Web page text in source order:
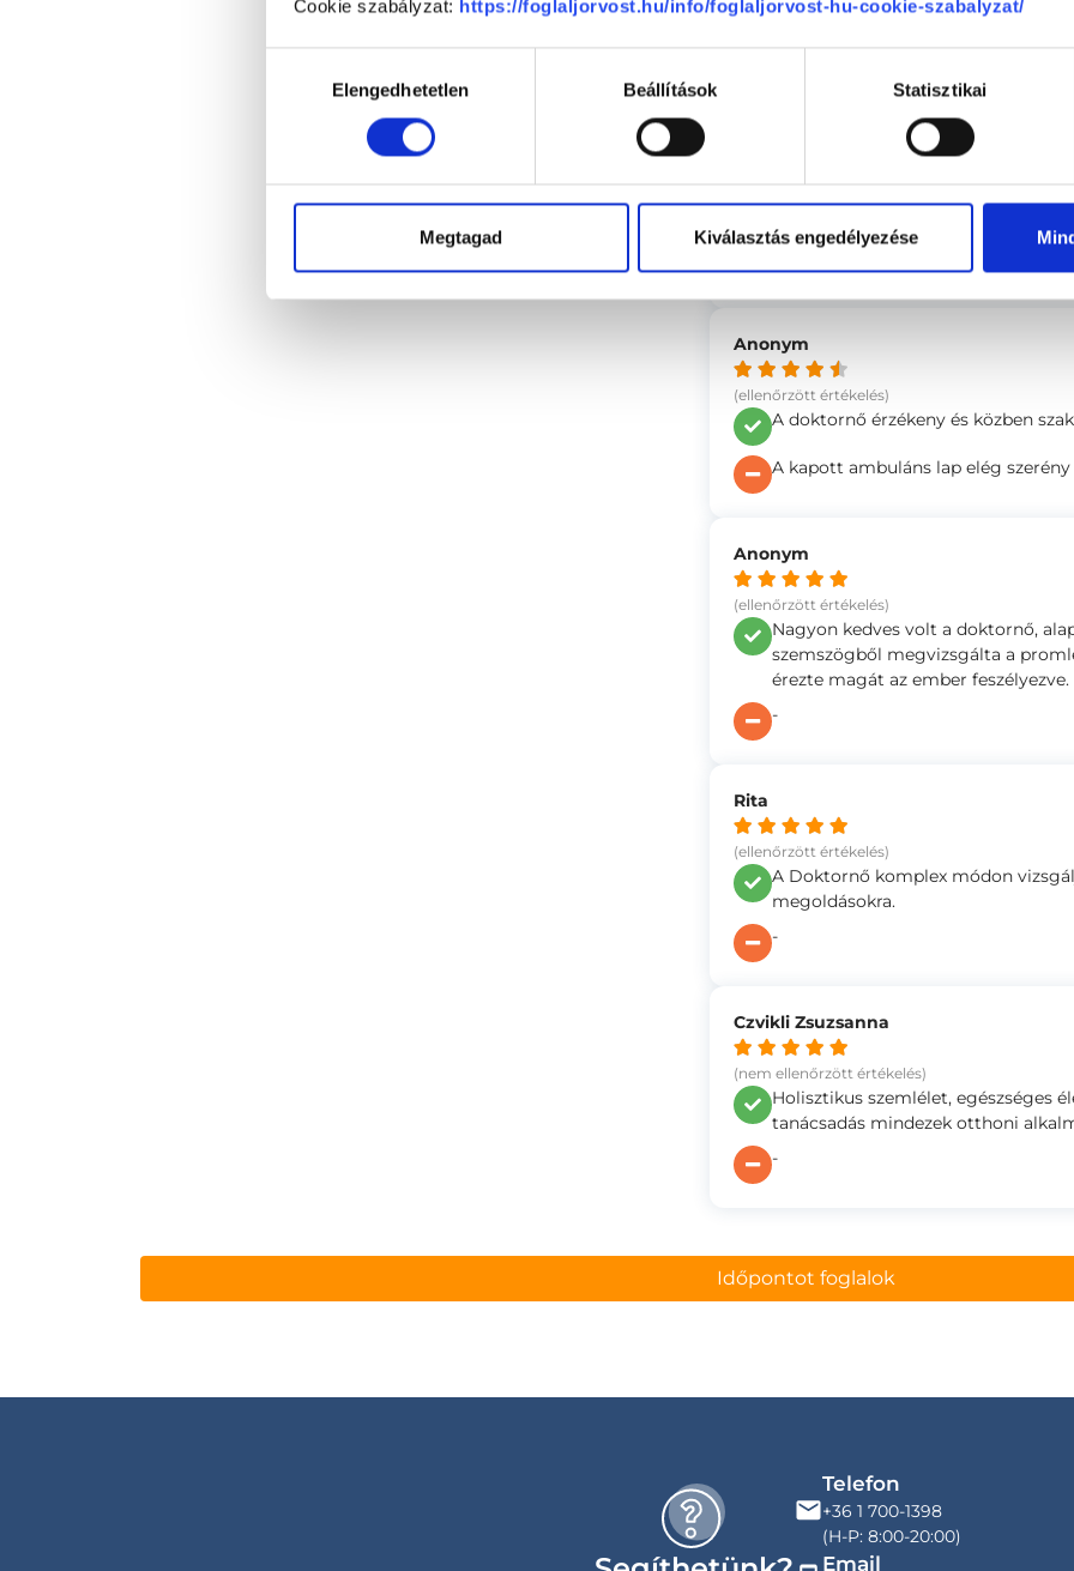
Cookie szabályzat: https://foglaljorvost.hu/info/foglaljorvost-hu-cookie-szabalyzat/
kiválasztásaElengedhetetlen Beállítások Statisztikai
Megtagad Kiválasztás engedélyezése
Türelmesen végighallgatott,
A doktornő kicsit nehezen adott
kellett konkrétan rákérdeznem
Anonym
(ellenőrzött értékelés)
A doktornő érzékeny és közben
A kapott ambuláns lap elég
Anonym
(ellenőrzött értékelés)
Nagyon kedves volt a doktornő,
szemszögből megvizsgálta a
érezte magát az ember feszélyezve.
-
Rita
(ellenőrzött értékelés)
A Doktornő komplex módon
megoldásokra.
-
Czvikli Zsuzsanna
(nem ellenőrzött értékelés)
Holisztikus szemlélet, egészséges
tanácsadás mindezek otthoni
-
Időpontot foglalok
Telefon
+36 1 700-1398
(H-P: 8:00-20:00)
Email